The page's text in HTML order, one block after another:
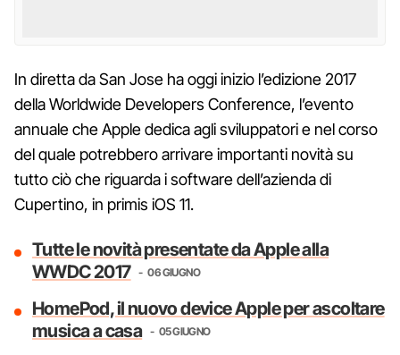
In diretta da San Jose ha oggi inizio l’edizione 2017
della Worldwide Developers Conference, l’evento
annuale che Apple dedica agli sviluppatori e nel corso
del quale potrebbero arrivare importanti novità su
tutto ciò che riguarda i software dell’azienda di
Cupertino, in primis iOS 11.
Tutte le novità presentate da Apple alla
WWDC 2017
06 GIUGNO
HomePod, il nuovo device Apple per ascoltare
musica a casa
05 GIUGNO